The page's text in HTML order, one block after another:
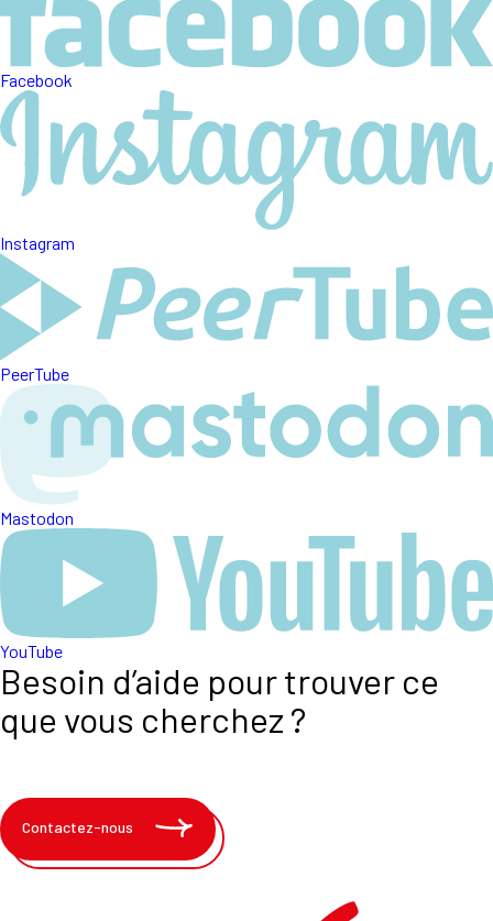
Facebook
Instagram
PeerTube
Mastodon
YouTube
Besoin d’aide pour trouver ce
que vous cherchez ?
Contactez-nous